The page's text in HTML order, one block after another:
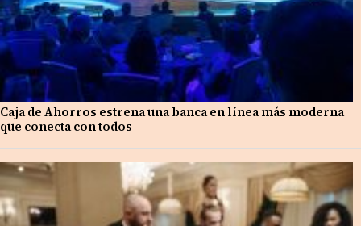
Caja de Ahorros estrena una banca en línea más moderna
que conecta con todos